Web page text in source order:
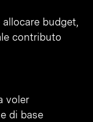
budget,
contributo
voler
di base